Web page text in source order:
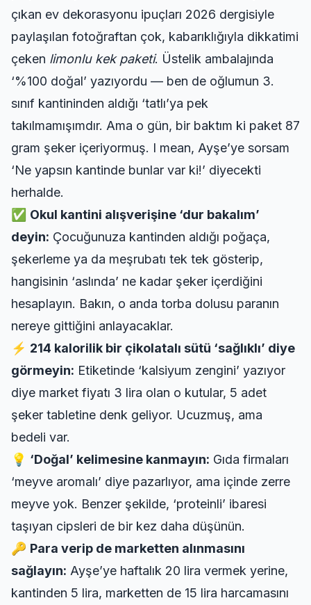
çıkan ev dekorasyonu ipuçları 2026 dergisiyle
paylaşılan fotoğraftan çok, kabarıklığıyla dikkatimi
çeken limonlu kek paketi. Üstelik ambalajında
‘%100 doğal’ yazıyordu — ben de oğlumun 3.
sınıf kantininden aldığı ‘tatlı’ya pek
takılmamışımdır. Ama o gün, bir baktım ki paket 87
gram şeker içeriyormuş. I mean, Ayşe’ye sorsam
‘Ne yapsın kantinde bunlar var ki!’ diyecekti
herhalde.
✅ Okul kantini alışverişine ‘dur bakalım’
deyin: Çocuğunuza kantinden aldığı poğaça,
şekerleme ya da meşrubatı tek tek gösterip,
hangisinin ‘aslında’ ne kadar şeker içerdiğini
hesaplayın. Bakın, o anda torba dolusu paranın
nereye gittiğini anlayacaklar.
⚡ 214 kalorilik bir çikolatalı sütü ‘sağlıklı’ diye
görmeyin: Etiketinde ‘kalsiyum zengini’ yazıyor
diye market fiyatı 3 lira olan o kutular, 5 adet
şeker tabletine denk geliyor. Ucuzmuş, ama
bedeli var.
💡 ‘Doğal’ kelimesine kanmayın: Gıda firmaları
‘meyve aromalı’ diye pazarlıyor, ama içinde zerre
meyve yok. Benzer şekilde, ‘proteinli’ ibaresi
taşıyan cipsleri de bir kez daha düşünün.
🔑 Para verip de marketten alınmasını
sağlayın: Ayşe’ye haftalık 20 lira vermek yerine,
kantinden 5 lira, marketten de 15 lira harcamasını